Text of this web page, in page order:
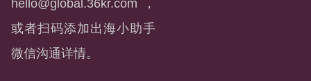
hello@global.36kr.com ，
或者扫码添加出海小助手
微信沟通详情。